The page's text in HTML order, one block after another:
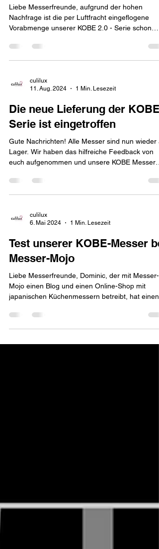
Verfügbarkeit KOBE 2.0
Liebe Messerfreunde, aufgrund der hohen
Vorabmenge unserer KOBE 2.0 - Serie schon
11. Aug. 2024
1 Min. Lesezeit
Die neue Lieferung der KOBE
Serie ist eingetroffen
Gute Nachrichten! Alle Messer sind nun wieder
euch aufgenommen und unsere KOBE Messer
6. Mai 2024
1 Min. Lesezeit
Test unserer KOBE-Messer
Messer-Mojo
Liebe Messerfreunde, Dominic, der mit Messer-
japanischen Küchenmessern betreibt, hat